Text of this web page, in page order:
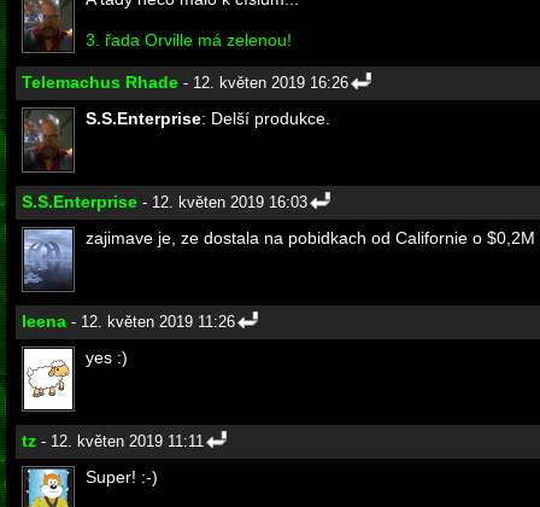
3. řada Orville má zelenou!
Telemachus Rhade - 12. květen 2019 16:26
S.S.Enterprise: Delší produkce.
S.S.Enterprise - 12. květen 2019 16:03
zajimave je, ze dostala na pobidkach od Californie o
leena - 12. květen 2019 11:26
yes :)
tz - 12. květen 2019 11:11
Super! :-)